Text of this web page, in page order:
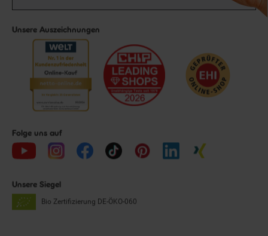
Unsere Auszeichnungen
Folge uns auf
Unsere Siegel
Bio Zertifizierung DE-ÖKO-060